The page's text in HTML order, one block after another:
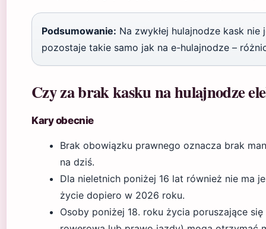
Podsumowanie: Na zwykłej hulajnodze kask
pozostaje takie samo jak na e-hulajnodze –
Czy za brak kasku na hulajnodze
Kary obecnie
Brak obowiązku prawnego oznacza brak
na dziś.
Dla nieletnich poniżej 16 lat również nie ma
życie dopiero w 2026 roku.
Osoby poniżej 18. roku życia poruszające